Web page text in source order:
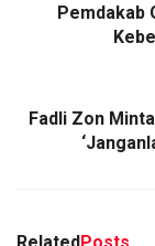
Pemdakab
Fadli Zon